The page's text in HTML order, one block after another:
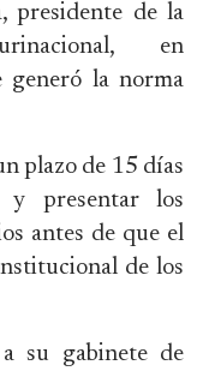
presidente de la
en
generó la norma
plazo de 15 días
y presentar los
antes de que el
de los
su gabinete de